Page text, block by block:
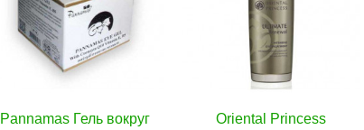
В корзину
Pannamas Гель вокруг
Добавить в избранное
Oriental Princess